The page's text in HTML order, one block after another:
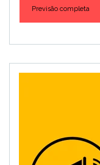
Previsão completa